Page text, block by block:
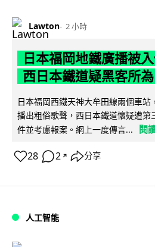
Lawton 2 小時
日本福岡地鐵廣播被
西日本鐵道疑黑客所為
日本福岡西鐵天神大牟田線兩個車
播出粗俗歌聲，西日本鐵道懷疑遭第
件並考慮報案。網上一度傳言...
閱
28 2 ↗ 分享
人工智能